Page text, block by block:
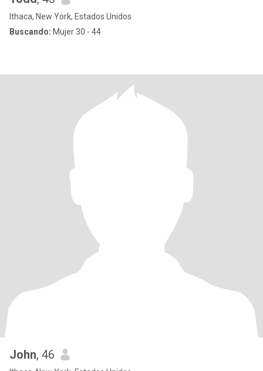
Ithaca, New York, Estados Unidos
Buscando: Mujer 30 - 44
John, 46